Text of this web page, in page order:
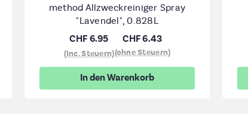
method Allzweckreiniger Spray
"Lavendel", 0.828L
CHF 6.95
(Inc. Steuern)
CHF 6.43
(ohne Steuern)
In den Warenkorb